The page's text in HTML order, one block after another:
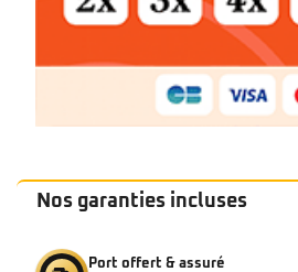
Nos garanties incluses
Port offert & assuré